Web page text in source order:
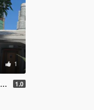
1
1.0